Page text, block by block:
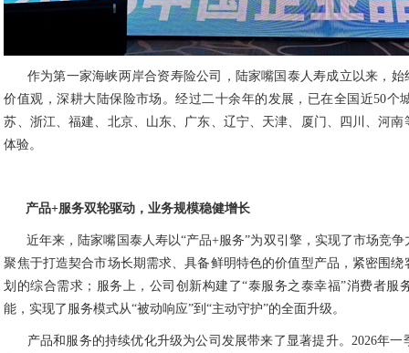
作为第一家海峡两岸合资寿险公司，陆家嘴国泰人寿成立以来，始
价值观，深耕大陆保险市场。经过二十余年的发展，已在全国近50个
苏、浙江、福建、北京、山东、广东、辽宁、天津、厦门、四川、河
体验。
产品+服务双轮驱动，业务规模稳健增长
近年来，陆家嘴国泰人寿以“产品+服务”为双引擎，实现了市场竞
聚焦于打造契合市场长期需求、具备鲜明特色的价值型产品，紧密围
划的综合需求；服务上，公司创新构建了“泰服务之泰幸福”消费者服
能，实现了服务模式从“被动响应”到“主动守护”的全面升级。
产品和服务的持续优化升级为公司发展带来了显著提升。2026年